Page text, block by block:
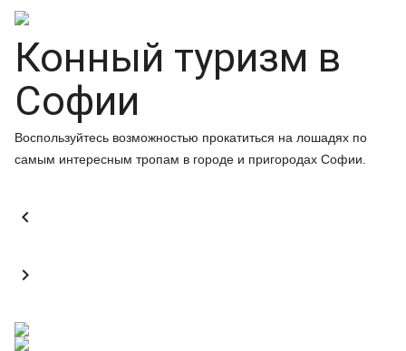
Конный туризм в
Софии
Воспользуйтесь возможностью прокатиться на лошадях по
самым интересным тропам в городе и пригородах Софии.

